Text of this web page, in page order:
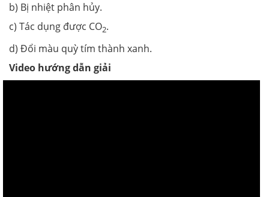
b) Bị nhiệt phân hủy.
c) Tác dụng được CO2.
d) Đổi màu quỳ tím thành xanh.
Video hướng dẫn giải